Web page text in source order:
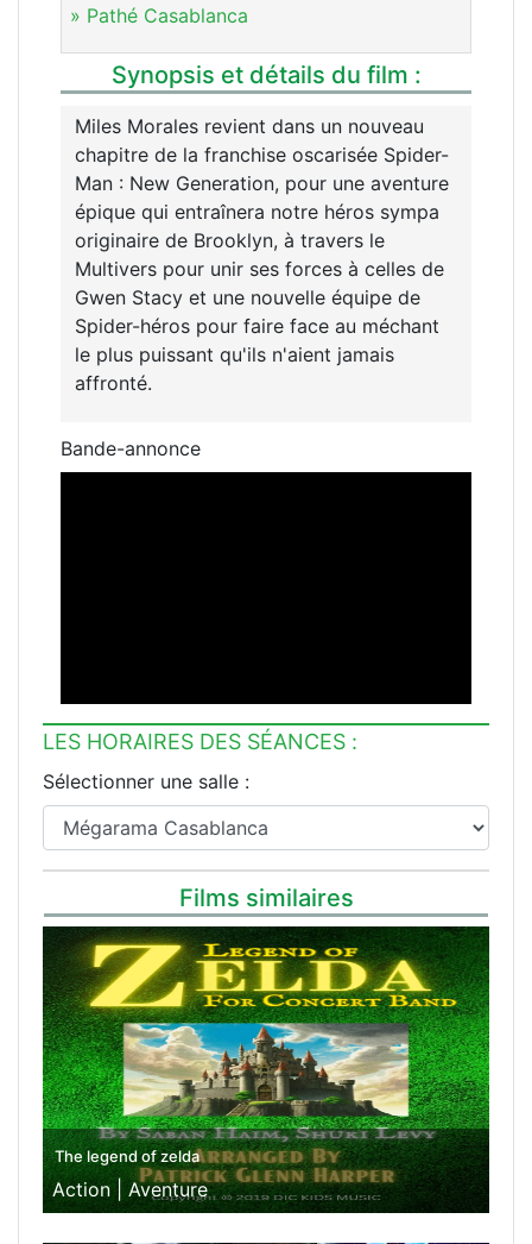
» Pathé Casablanca
Synopsis et détails du film :
Miles Morales revient dans un nouveau
chapitre de la franchise oscarisée Spider-
Man : New Generation, pour une aventure
épique qui entraînera notre héros sympa
originaire de Brooklyn, à travers le
Multivers pour unir ses forces à celles de
Gwen Stacy et une nouvelle équipe de
Spider-héros pour faire face au méchant
le plus puissant qu'ils n'aient jamais
affronté.
Bande-annonce
LES HORAIRES DES SÉANCES :
Sélectionner une salle :
Films similaires
The legend of zelda
Action | Aventure